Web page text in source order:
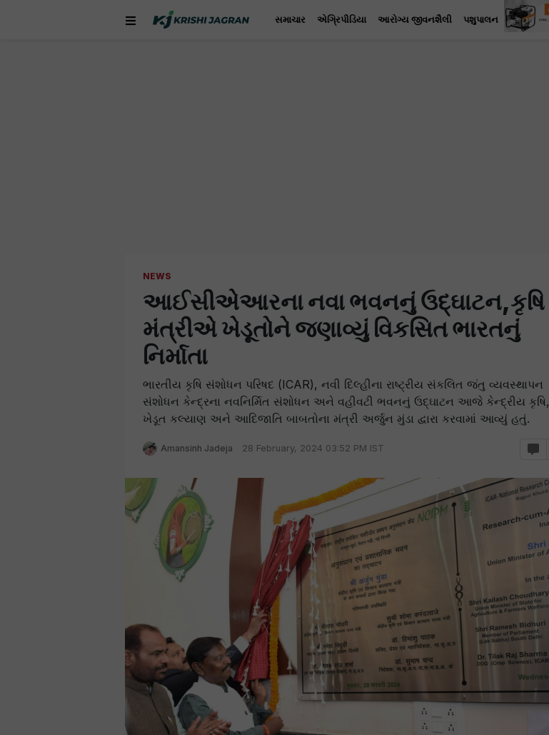
સમાચાર એગ્રિપીડિયા આરોગ્ય જીવનશૈલી પશુપાલન
NEWS
આઈસીએઆરના નવા ભવનનું ઉદ્ઘાટન,કૃષિ
મંત્રીએ ખેડૂતોને જણાવ્યું વિકસિત ભારતનું
નિર્માતા
ભારતીય કૃષિ સંશોધન પરિષદ (ICAR), નવી દિલ્હીના રાષ્ટ્રીય સંકલિત જંતુ વ્યવસ્થાપન
સંશોધન કેન્દ્રના નવનિર્મિત સંશોધન અને વહીવટી ભવનનું ઉદ્ઘાટન આજે કેન્દ્રીય કૃષિ,
ખેડૂત કલ્યાણ અને આદિજાતિ બાબતોના મંત્રી અર્જુન મુંડા દ્વારા કરવામાં આવ્યું હતું.
Amansinh Jadeja 28 February, 2024 03:52 PM IST